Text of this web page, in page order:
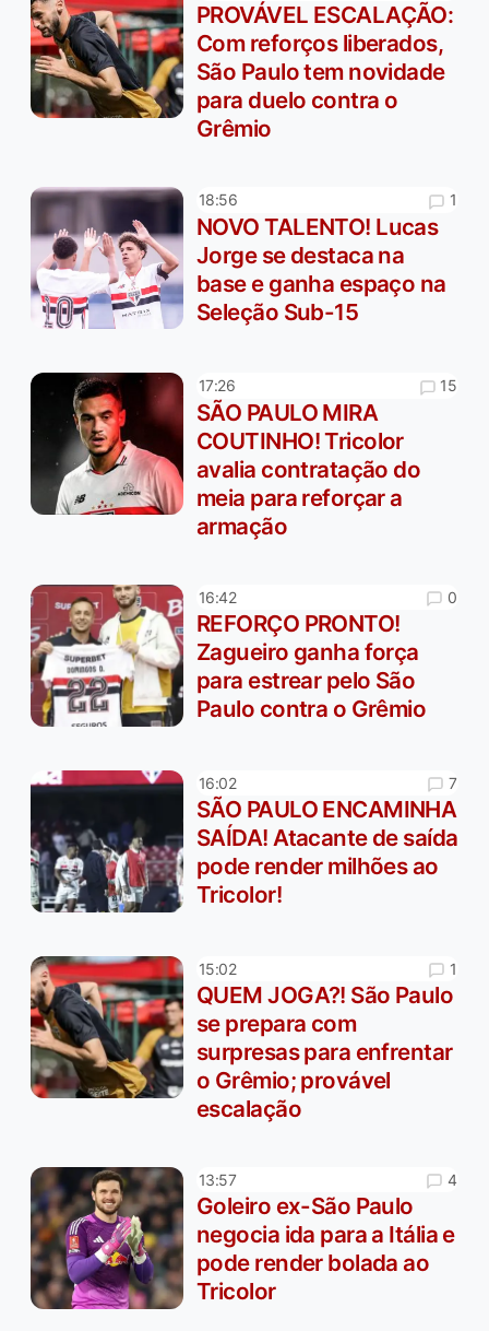
PROVÁVEL ESCALAÇÃO:
Com reforços liberados,
São Paulo tem novidade
para duelo contra o
Grêmio
18:56 1
NOVO TALENTO! Lucas
Jorge se destaca na
base e ganha espaço na
Seleção Sub-15
17:26 15
SÃO PAULO MIRA
COUTINHO! Tricolor
avalia contratação do
meia para reforçar a
armação
16:42 0
REFORÇO PRONTO!
Zagueiro ganha força
para estrear pelo São
Paulo contra o Grêmio
16:02 7
SÃO PAULO ENCAMINHA
SAÍDA! Atacante de saída
pode render milhões ao
Tricolor!
15:02 1
QUEM JOGA?! São Paulo
se prepara com
surpresas para enfrentar
o Grêmio; provável
escalação
13:57 4
Goleiro ex-São Paulo
negocia ida para a Itália e
pode render bolada ao
Tricolor